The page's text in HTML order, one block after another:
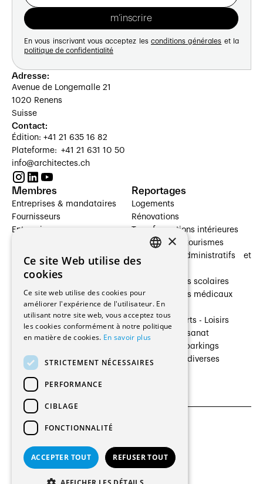
En vous inscrivant vous acceptez les conditions générales et la
politique de confidentialité
Adresse:
Avenue de Longemalle 21
1020 Renens
Suisse
Contact:
Édition: +41 21 635 16 82
Plateforme: +41 21 631 10 50
info@architectes.ch
Membres
Entreprises & mandataires
Fournisseurs
Entreprises
Architectes paysagistes
Architectes d'intérieur
Entreprises générales
Ingénieurs et mandataires
Fabricants / Fournisseurs
Régies immobilières
Gestion PPE
Reportages
Logements
Rénovations
Transformations intérieures
Hôtelleries et tourismes
Bâtiments administratifs et
Établissements scolaires
Établissements médicaux
Villas
Cultures - Sports - Loisirs
Industrie - Artisanat
Transports et parkings
Constructions diverses
© 2026 Tous droits réservés
CGU et Politique de confidentialités
×
Ce site Web utilise des
cookies
Ce site web utilise des cookies pour
améliorer l'expérience de l'utilisateur. En
utilisant notre site web, vous acceptez tous
les cookies conformément à notre politique
en matière de cookies. En savoir plus
STRICTEMENT NÉCESSAIRES
PERFORMANCE
CIBLAGE
FONCTIONNALITÉ
ACCEPTER TOUT REFUSER TOUT